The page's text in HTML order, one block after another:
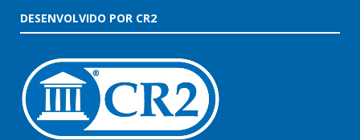
DESENVOLVIDO POR CR2